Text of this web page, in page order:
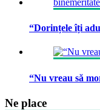
“Dorințele îți
“Nu vreau să
Ne place